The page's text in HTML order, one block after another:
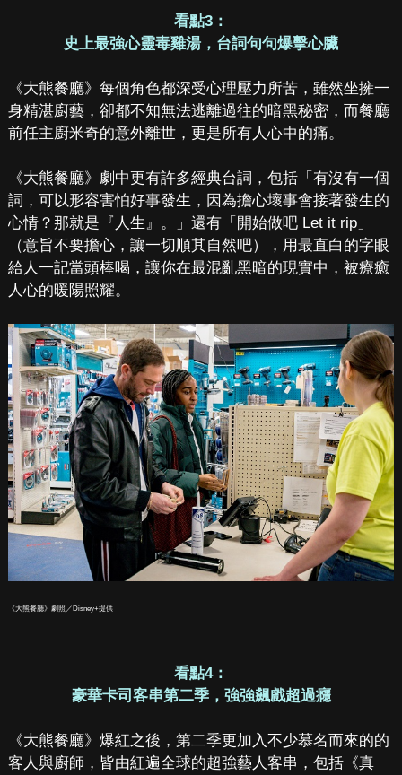
看點3：
史上最強心靈毒雞湯，台詞句句爆擊心臟
《大熊餐廳》每個角色都深受心理壓力所苦，雖然坐擁一
身精湛廚藝，卻都不知無法逃離過往的暗黑秘密，而餐廳
前任主廚米奇的意外離世，更是所有人心中的痛。
《大熊餐廳》劇中更有許多經典台詞，包括「有沒有一個
詞，可以形容害怕好事發生，因為擔心壞事會接著發生的
心情？那就是『人生』。」還有「開始做吧 Let it rip」
（意旨不要擔心，讓一切順其自然吧），用最直白的字眼
給人一記當頭棒喝，讓你在最混亂黑暗的現實中，被療癒
人心的暖陽照耀。
《大熊餐廳》劇照／Disney+提供
看點4：
豪華卡司客串第二季，強強飆戲超過癮
《大熊餐廳》爆紅之後，第二季更加入不少慕名而來的的
客人與廚師，皆由紅遍全球的超強藝人客串，包括《真